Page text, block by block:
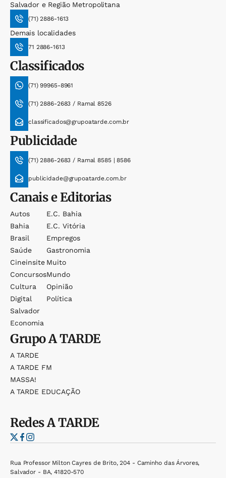
Salvador e Região Metropolitana
(71) 2886-1613
Demais localidades
71 2886-1613
Classificados
(71) 99965-8961
(71) 2886-2683 / Ramal 8526
classificados@grupoatarde.com.br
Publicidade
(71) 2886-2683 / Ramal 8585 | 8586
publicidade@grupoatarde.com.br
Canais e Editorias
Autos
Bahia
Brasil
Saúde
Cineinsite
Concursos
Cultura
Digital
Salvador
Economia
E.c. Bahia
E.c. Vitória
Empregos
Gastronomia
Muito
Mundo
Opinião
Política
GrupoA TARDE
A TARDE
A TARDE FM
MASSA!
A TARDE EDUCAÇÃO
RedesA TARDE
Rua Professor Milton Cayres de Brito, 204 - Caminho das Árvores,
Salvador - BA, 41820-570